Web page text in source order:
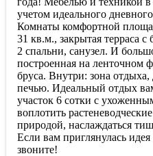
учетом идеального
Комнаты комфортной
31 кв.м., закрытая терраса
2 спальни, санузел. И
построенная на ленточном
бруса. Внутри: зона
печью. Идеальный отдых
участок 6 сотки с
воплотить
природой, наслаждаться
Если вам приглянулась
звоните!